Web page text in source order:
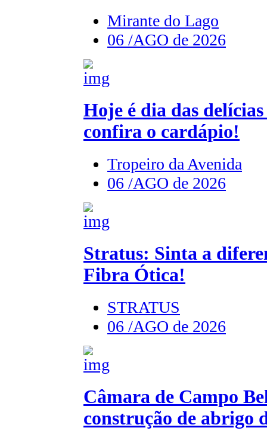
Mirante do Lago
06 /AGO de 2026
Hoje é dia das
confira o cardápio!
Tropeiro da Avenida
06 /AGO de 2026
Stratus: Sinta a
Fibra Ótica!
STRATUS
06 /AGO de 2026
Câmara de Campo
construção de abrigo